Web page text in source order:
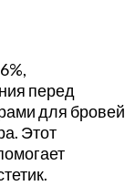
перед
для бровей
Этот